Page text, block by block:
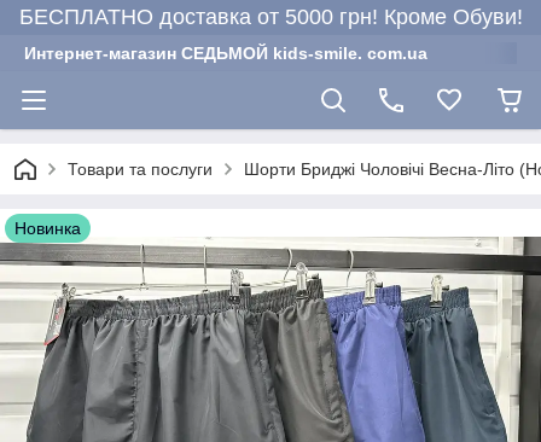
БЕСПЛАТНО доставка от 5000 грн! Кроме Обуви!
Интернет-магазин СЕДЬМОЙ kids-smile. com.ua
Товари та послуги Шорти Бриджі Чоловічі Весна-Літо
Новинка